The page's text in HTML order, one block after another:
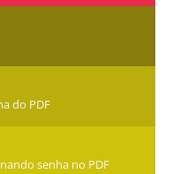
do PDF
senha no PDF